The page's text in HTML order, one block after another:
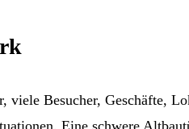
Besucher, Geschäfte,
Eine schwere